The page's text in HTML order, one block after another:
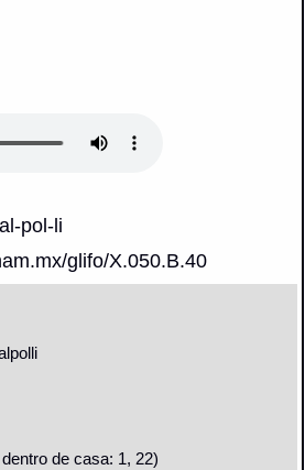
pol-li
glifo/X.050.B.40
de casa: 1, 22)